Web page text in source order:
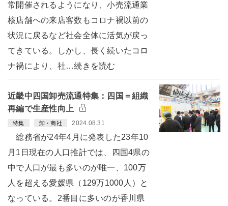
常開催されるようになり、小売流通業
核店舗への来店客数もコロナ禍以前の
状況に戻るなど社会全体に活気が戻っ
てきている。しかし、長く続いたコロ
ナ禍により、社…続きを読む
近畿中四国卸売流通特集：四国＝組織
再編で生産性向上
特集 卸・商社 2024.08.31
総務省が24年4月に発表した23年10
月1日現在の人口推計では、四国4県の
中で人口が最も多いのが唯一、100万
人を超える愛媛県（129万1000人）と
なっている。2番目に多いのが香川県